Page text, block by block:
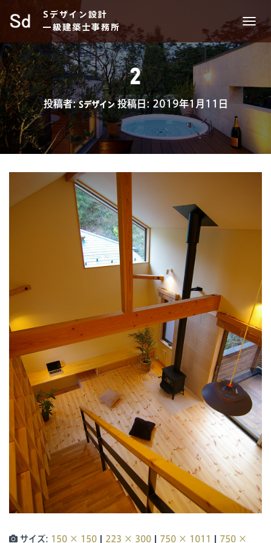
Sデザイン設計
一級建築士事務所
ナ
ビ
ョ
を
え
2
投稿者:Sデザイン投稿日:2019年1月11日
サイズ: 150 × 150 | 223 × 300 | 750 × 1011 | 750 ×